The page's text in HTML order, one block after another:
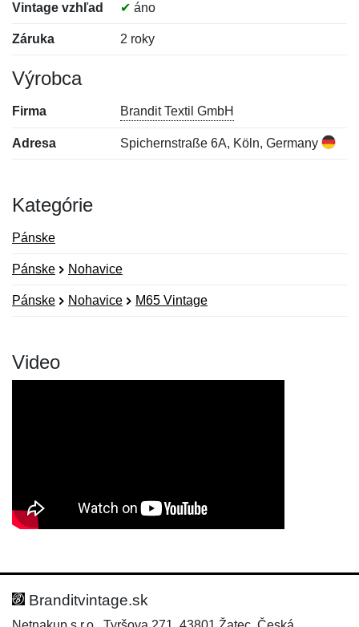
Vintage vzhľad ✔ áno
Záruka 2 roky
Výrobca
Firma Brandit Textil GmbH
Adresa Spichernstraße 6A, Köln, Germany
Kategórie
Pánske
Pánske Nohavice
Pánske Nohavice M65 Vintage
Video
Hodnotenie:
Meno:
Branditvintage.sk